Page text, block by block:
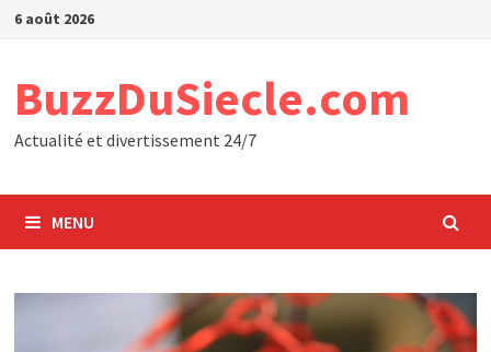
Passer
6 août 2026
BuzzDuSiecle.com
Actualité et divertissement 24/7
MENU